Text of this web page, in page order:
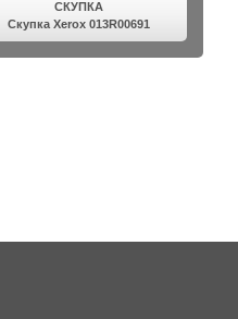
СКУПКА
Скупка Xerox 013R00691